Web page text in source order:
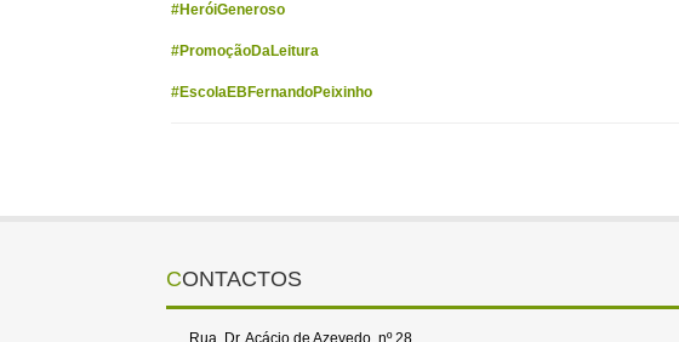
#HeróiGeneroso
#PromoçãoDaLeitura
#EscolaEBFernandoPeixinho
CONTACTOS
Rua Dr. Acácio de Azevedo, nº 28